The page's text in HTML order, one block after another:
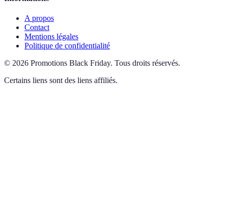
A propos
Contact
Mentions légales
Politique de confidentialité
© 2026 Promotions Black Friday. Tous droits réservés.
Certains liens sont des liens affiliés.